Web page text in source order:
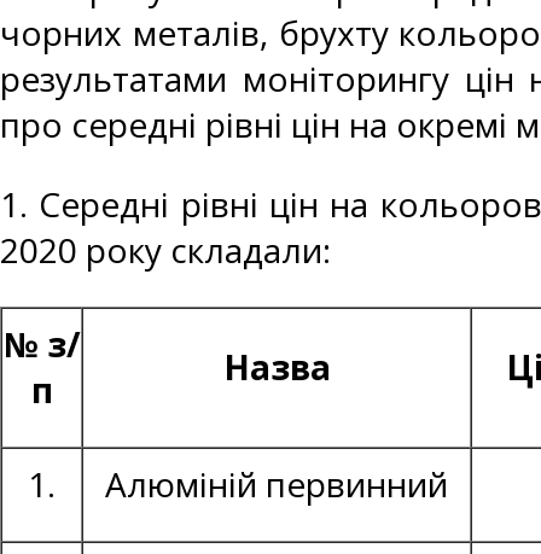
чорних металів, брухту
результатами моніторингу
про середні рівні цін на окремі
1. Середні рівні цін на
2020 року складали:
№ з/
п
Назва
1. Алюміній первинний